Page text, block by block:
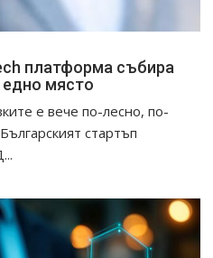
платформа събира
едно място
е вече по-лесно, по-
стартъп